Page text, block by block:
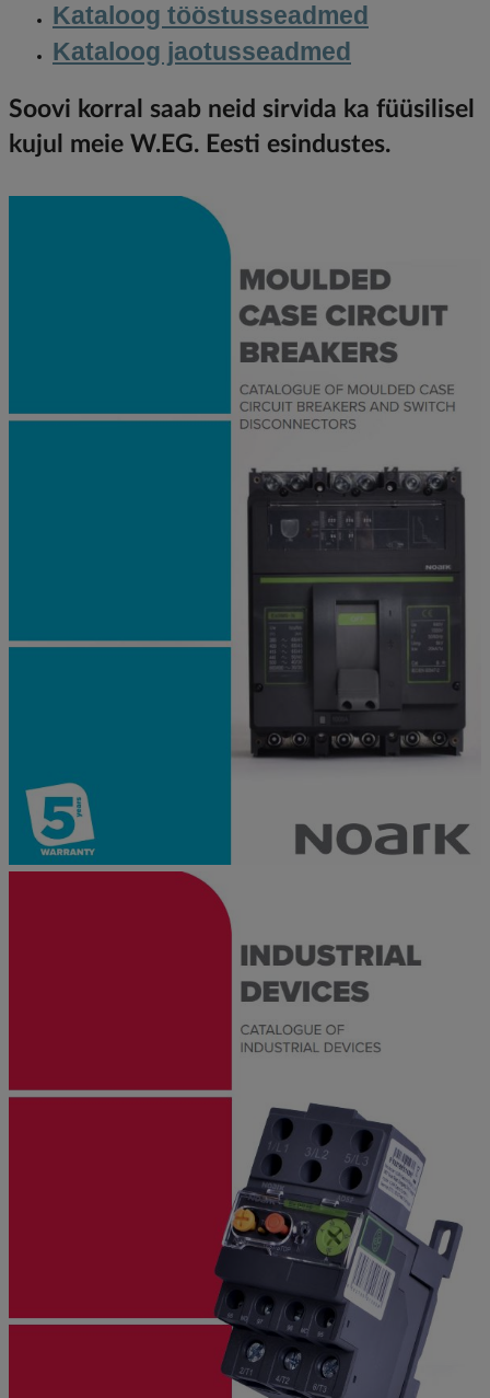
Kataloog tööstusseadmed
Kataloog jaotusseadmed
Soovi korral saab neid sirvida ka füüsilisel
kujul meie W.EG. Eesti esindustes.